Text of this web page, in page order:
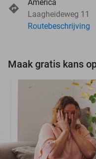
America
Laagheideweg 11
Routebeschrijving